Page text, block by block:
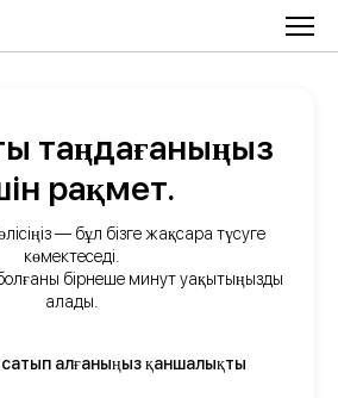
таңдағаныңыз
рақмет.
— бұл бізге жақсара түсуге
көмектеседі.
бірнеше минут уақытыңызды
алады.
алғаныңыз қаншалықты